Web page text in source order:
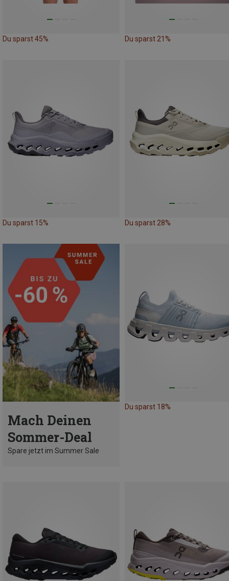
Du sparst 45% Du sparst 21%
Du sparst 15% Du sparst 28%
Mach Deinen
Sommer-Deal
Spare jetzt im Summer Sale
Du sparst 18%